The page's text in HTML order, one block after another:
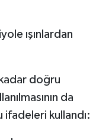
ışınlardan
doğru
da
ifadeleri kullandı: